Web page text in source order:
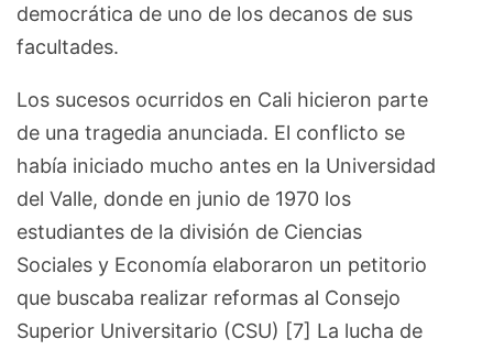
democrática de uno de los decanos de sus
facultades.
Los sucesos ocurridos en Cali hicieron parte
de una tragedia anunciada. El conflicto se
había iniciado mucho antes en la Universidad
del Valle, donde en junio de 1970 los
estudiantes de la división de Ciencias
Sociales y Economía elaboraron un petitorio
que buscaba realizar reformas al Consejo
Superior Universitario (CSU) [7] La lucha de